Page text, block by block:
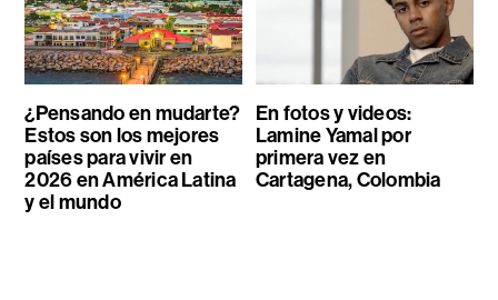
¿Pensando en mudarte?
Estos son los mejores
países para vivir en
2026 en América Latina
y el mundo
En fotos y videos:
Lamine Yamal por
primera vez en
Cartagena, Colombia